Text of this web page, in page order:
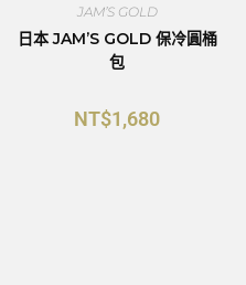
JAM’S GOLD
日本 JAM’S GOLD 保冷圓桶
包
NT$1,680